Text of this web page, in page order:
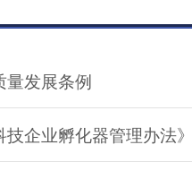
发展条例
技企业孵化器管理办法